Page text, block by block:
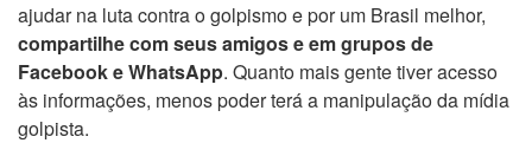
ajudar na luta contra o golpismo e por um Brasil melhor,
compartilhe com seus amigos e em grupos de
Facebook e WhatsApp. Quanto mais gente tiver acesso
às informações, menos poder terá a manipulação da mídia
golpista.